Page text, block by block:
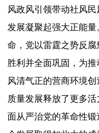
风政风引领带动社风
发展凝聚起强大正能
命，党以雷霆之势反
胜利并全面巩固，为推
风清气正的营商环境
质量发展释放了更多
面从严治党的革命性